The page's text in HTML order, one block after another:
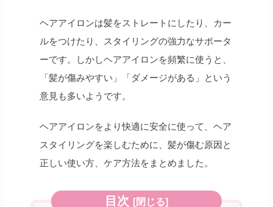
ヘアアイロンは髪をストレートにしたり、カー
ルをつけたり、スタイリングの強力なサポータ
ーです。しかしヘアアイロンを頻繁に使うと、
「髪が傷みやすい」「ダメージがある」という
意見も多いようです。
ヘアアイロンをより快適に安全に使って、ヘア
スタイリングを楽しむために、髪が傷む原因と
正しい使い方、ケア方法をまとめました。
目次 [閉じる]